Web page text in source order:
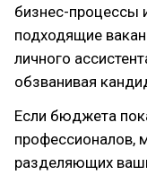
бизнес-процессы
подходящие
личного
обзванивая
Если бюджета
профессионалов,
разделяющих